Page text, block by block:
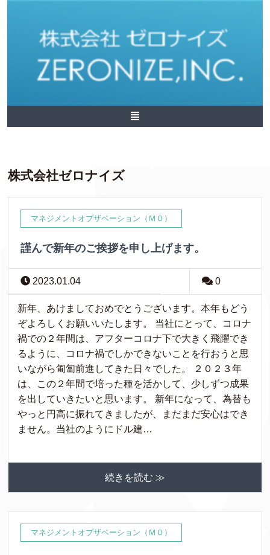
株式会社ゼロナイズ
マネジメントオブザベーション（ＭＯ）
謹んで新年のご挨拶を申し上げます。
2023.01.04 0
新年、あけましておめでとうございます。本年もどう
ぞよろしくお願いいたします。 当社にとって、コロナ
禍での２年間は、アフターコロナ下で大きく飛躍でき
るように、コロナ禍でしかできないことを行おうと思
いながら匍匐前進してきた日々でした。 ２０２３年
は、この２年間で培った種を活かして、少しずつ成果
を出していきたいと思います。 新年になって、為替も
やっと円高に振れてきましたが、まだまだ安心はでき
ません。当社のようにドル建…
続きを読む ≫
マネジメントオブザベーション（ＭＯ）